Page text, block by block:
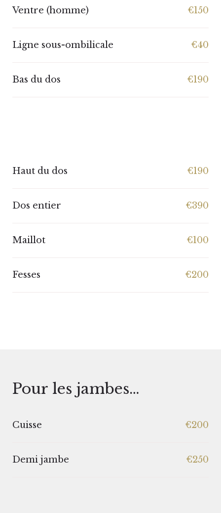
Ventre (homme) €150
Ligne sous-ombilicale €40
Bas du dos €190
Haut du dos €190
Dos entier €390
Maillot €100
Fesses €200
Pour les jambes…
Cuisse €200
Demi jambe €250